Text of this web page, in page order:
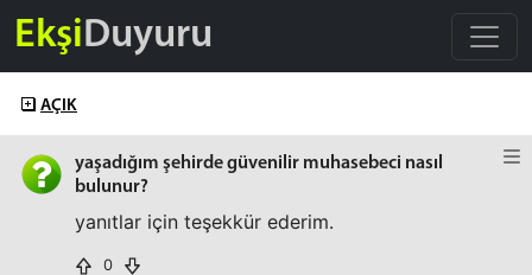
EkşiDuyuru
AÇIK
yaşadığım şehirde güvenilir muhasebeci nasıl
bulunur?
yanıtlar için teşekkür ederim.
0